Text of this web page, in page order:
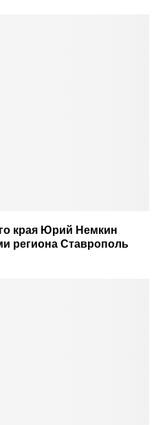
края Юрий Немкин
региона Ставрополь